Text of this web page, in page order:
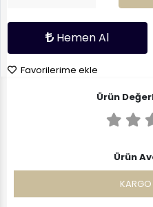
Hemen Al
Favorilerime ekle
Ürün
Ürün